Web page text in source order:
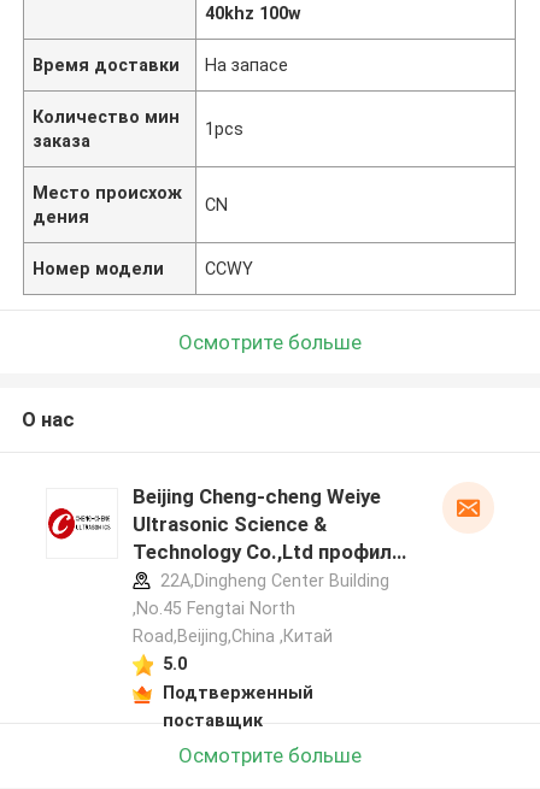
40khz 100w
Время доставки На запасе
Количество мин
заказа
1pcs
Место происхож
дения
CN
Номер модели CCWY
Осмотрите больше
О нас
Beijing Cheng-cheng Weiye
Ultrasonic Science &
Technology Co.,Ltd профиль
производителя
22A,Dingheng Center Building
,No.45 Fengtai North
Road,Beijing,China ,Китай
5.0
Подтверженный
поставщик
Осмотрите больше